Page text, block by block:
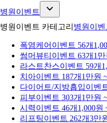
병원이벤트
병원이벤트 카테고리 병원이벤
폭염케어 이벤트 56개
썸머뷰티 이벤트 63개 1
라스트찬스이벤트 59개
치아이벤트 187개 1만원
다이어트/지방흡입이벤
피부이벤트 303개 1만원
시력이벤트 46개 1,000원
리프팅이벤트 262개3만